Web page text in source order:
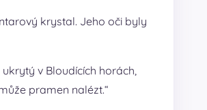
krystal. Jeho oči byly
v Bloudících horách,
pramen nalézt.“